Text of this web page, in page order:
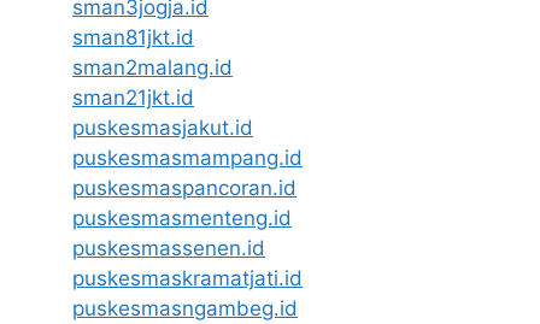
sman3jogja.id
sman81jkt.id
sman2malang.id
sman21jkt.id
puskesmasjakut.id
puskesmasmampang.id
puskesmaspancoran.id
puskesmasmenteng.id
puskesmassenen.id
puskesmaskramatjati.id
puskesmasngambeg.id